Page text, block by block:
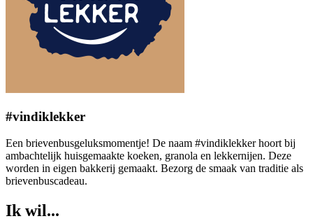
#vindiklekker
Een brievenbusgeluksmomentje! De naam #vindiklekker hoort bij
ambachtelijk huisgemaakte koeken, granola en lekkernijen. Deze
worden in eigen bakkerij gemaakt. Bezorg de smaak van traditie als
brievenbuscadeau.
Ik wil...